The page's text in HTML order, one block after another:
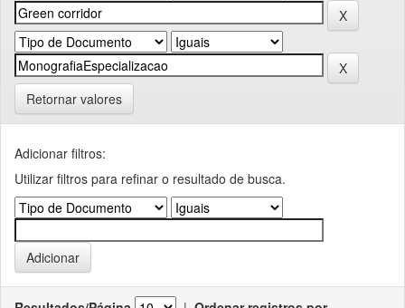
Retornar valores
Adicionar filtros:
Utilizar filtros para refinar o resultado de busca.